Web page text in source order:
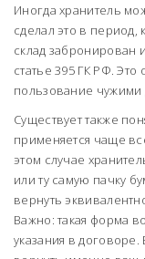
Иногда хранитель
сделал это в период,
склад забронирован
статье 395 ГК РФ. Это
пользование
Существует также
применяется чаще
этом случае
или ту самую пачку
вернуть
Важно: такая форма
указания в договоре.